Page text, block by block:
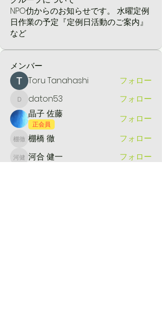
NPO仂からのお知らせです。 水曜定例
日作業の予定『定例日活動のご案内』
など
メンバー
Toru Tanahashi フォロー
daton53
daton53
フォロー
晶子 佐藤
正会員 フォロー
棚橋 徹棚橋 徹 フォロー
河合 健一
河合 健一
フォロー